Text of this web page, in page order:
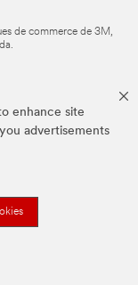
enhance site
advertisements
de commerce de 3M,